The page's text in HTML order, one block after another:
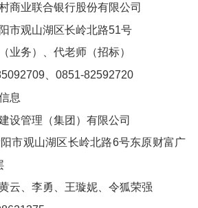
商业联合银行股份有限公司
市观山湖区长岭北路51号
业务）、代老师（招标）
、0851-82592720
息
设管理（集团）有限公司
市观山湖区长岭北路6号东原财富广
云、李勇、王璇妮、令狐荣强